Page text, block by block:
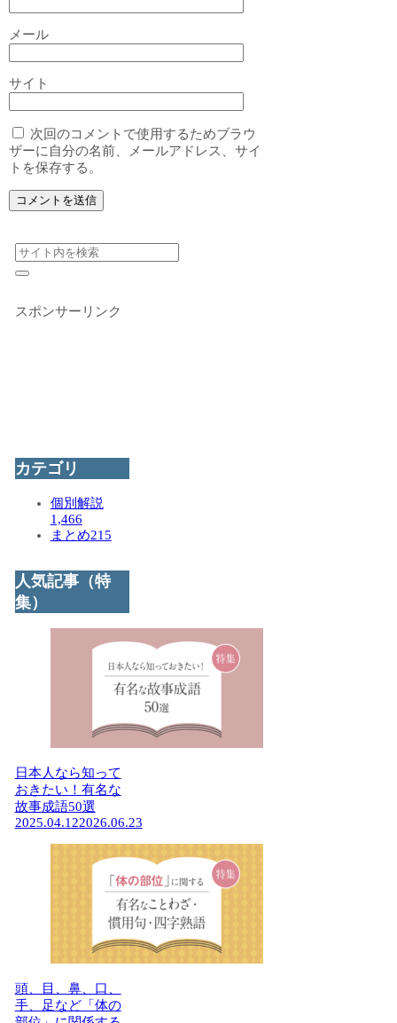
メール
サイト
次回のコメントで使用するためブラウ
ザーに自分の名前、メールアドレス、サイ
トを保存する。
スポンサーリンク
カテゴリ
個別解説
1,466
まとめ215
人気記事（特
集）
日本人なら知って
おきたい！有名な
故事成語50選
2025.04.122026.06.23
頭、目、鼻、口、
手、足など「体の